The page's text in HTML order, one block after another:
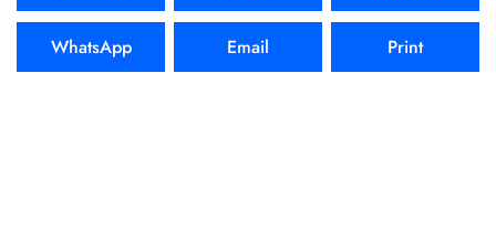
WhatsApp Email Print